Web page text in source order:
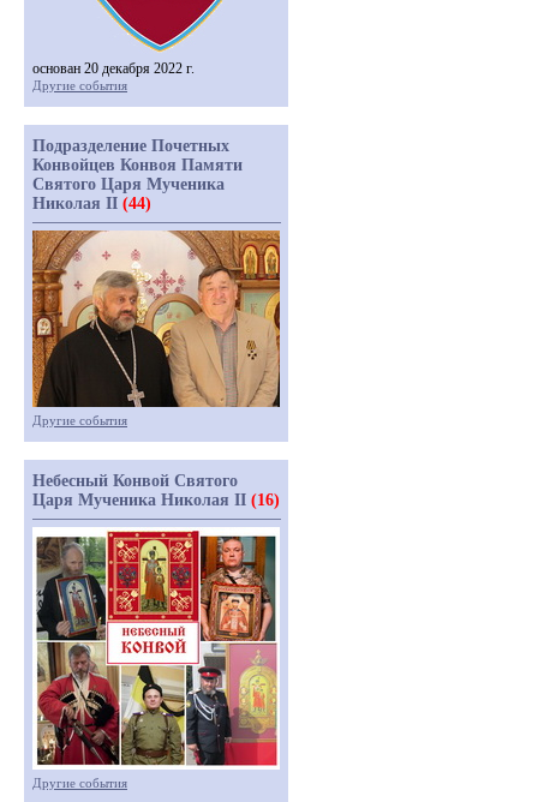
основан 20 декабря 2022 г.
Другие события
Подразделение Почетных
Конвойцев Конвоя Памяти
Святого Царя Мученика
Николая II (44)
Другие события
Небесный Конвой Святого
Царя Мученика Николая II (16)
Другие события